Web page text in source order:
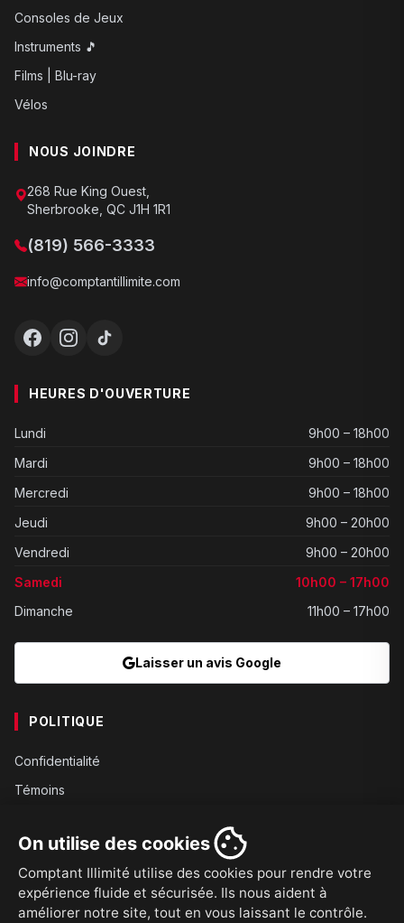
On utilise des cookies
Comptant Illimité utilise des cookies pour rendre votre
expérience fluide et sécurisée. Ils nous aident à
améliorer notre site, tout en vous laissant le contrôle.
Consoles de Jeux
Instruments 🎵
Films | Blu-ray
Vélos
NOUS JOINDRE
268 Rue King Ouest,
Sherbrooke, QC J1H 1R1
(819) 566-3333
info@comptantillimite.com
HEURES D'OUVERTURE
Lundi
9h00 – 18h00
Mardi
9h00 – 18h00
Mercredi
9h00 – 18h00
Jeudi
9h00 – 20h00
Vendredi
9h00 – 20h00
Samedi
10h00 – 17h00
Dimanche
11h00 – 17h00
Laisser un avis Google
POLITIQUE
Confidentialité
Témoins
Conditions
Expédition
Retours